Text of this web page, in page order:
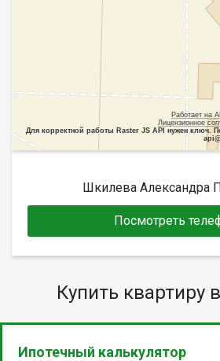
Работает на
Лицензионное
Для корректной работы Raster JS API нужен ключ.
Шкилева Александра
Посмотреть
Купить квартиру
Ипотечный калькулятор